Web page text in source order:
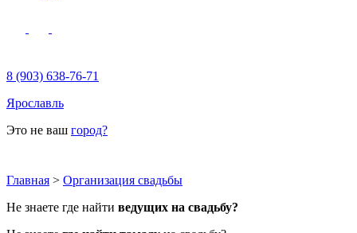
8 (903) 638-76-71
Ярославль
Это не ваш город?
Главная > Организация свадьбы
Не знаете где найти ведущих на свадьбу?